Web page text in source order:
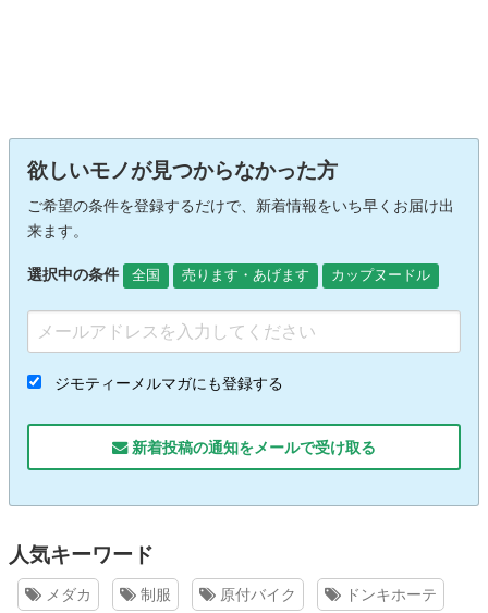
欲しいモノが見つからなかった方
ご希望の条件を登録するだけで、新着情報をいち早くお届け出
来ます。
選択中の条件 全国 売ります・あげます カップヌードル
ジモティーメルマガにも登録する
新着投稿の通知をメールで受け取る
人気キーワード
メダカ 制服 原付バイク ドンキホーテ